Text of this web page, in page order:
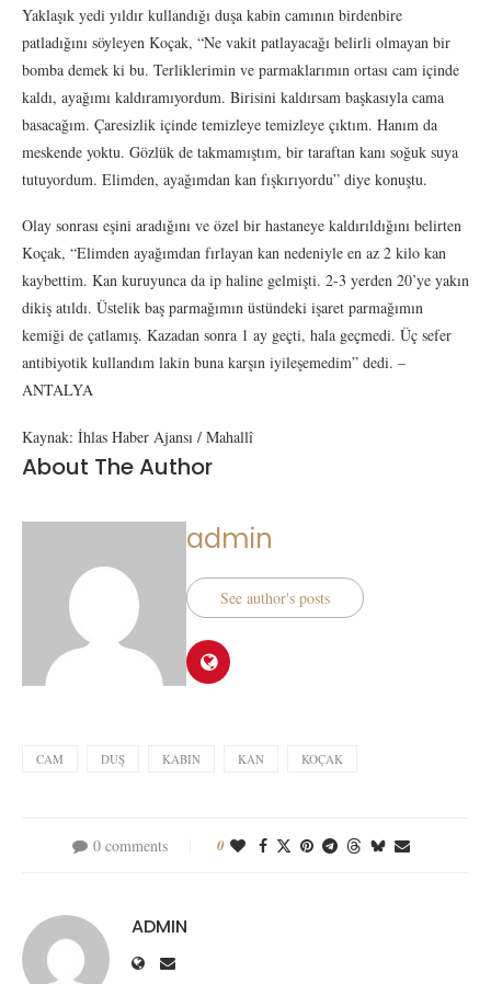
Yaklaşık yedi yıldır kullandığı duşa kabin camının birdenbire
patladığını söyleyen Koçak, “Ne vakit patlayacağı belirli olmayan bir
bomba demek ki bu. Terliklerimin ve parmaklarımın ortası cam içinde
kaldı, ayağımı kaldıramıyordum. Birisini kaldırsam başkasıyla cama
basacağım. Çaresizlik içinde temizleye temizleye çıktım. Hanım da
meskende yoktu. Gözlük de takmamıştım, bir taraftan kanı soğuk suya
tutuyordum. Elimden, ayağımdan kan fışkırıyordu” diye konuştu.
Olay sonrası eşini aradığını ve özel bir hastaneye kaldırıldığını belirten
Koçak, “Elimden ayağımdan fırlayan kan nedeniyle en az 2 kilo kan
kaybettim. Kan kuruyunca da ip haline gelmişti. 2-3 yerden 20’ye yakın
dikiş atıldı. Üstelik baş parmağımın üstündeki işaret parmağımın
kemiği de çatlamış. Kazadan sonra 1 ay geçti, hala geçmedi. Üç sefer
antibiyotik kullandım lakin buna karşın iyileşemedim” dedi. –
ANTALYA
Kaynak: İhlas Haber Ajansı / Mahallî
About The Author
admin
See author's posts
CAM DUŞ KABIN KAN KOÇAK
0 comments 0
ADMIN